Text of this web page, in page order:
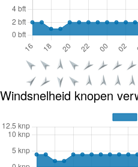
Windsnelheid knopen